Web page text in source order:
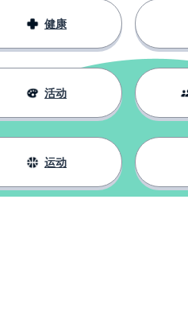
健康
活动
运动